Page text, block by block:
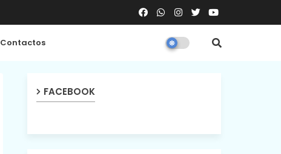
Contactos
FACEBOOK